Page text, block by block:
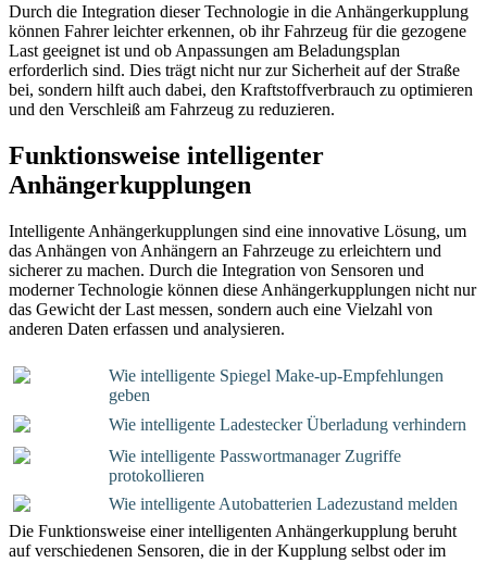
Durch die Integration dieser Technologie in die Anhängerkupplung
können Fahrer leichter erkennen, ob ihr Fahrzeug für die gezogene
Last geeignet ist und ob Anpassungen am Beladungsplan
erforderlich sind. Dies trägt nicht nur zur Sicherheit auf der Straße
bei, sondern hilft auch dabei, den Kraftstoffverbrauch zu optimieren
und den Verschleiß am Fahrzeug zu reduzieren.
Funktionsweise intelligenter
Anhängerkupplungen
Intelligente Anhängerkupplungen sind eine innovative Lösung, um
das Anhängen von Anhängern an Fahrzeuge zu erleichtern und
sicherer zu machen. Durch die Integration von Sensoren und
moderner Technologie können diese Anhängerkupplungen nicht nur
das Gewicht der Last messen, sondern auch eine Vielzahl von
anderen Daten erfassen und analysieren.
Wie intelligente Spiegel Make-up-Empfehlungen
geben
Wie intelligente Ladestecker Überladung verhindern
Wie intelligente Passwortmanager Zugriffe
protokollieren
Wie intelligente Autobatterien Ladezustand melden
Die Funktionsweise einer intelligenten Anhängerkupplung beruht
auf verschiedenen Sensoren, die in der Kupplung selbst oder im